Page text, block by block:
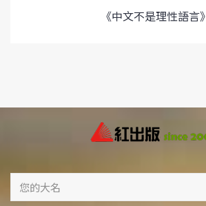
《中文不是理性語言》